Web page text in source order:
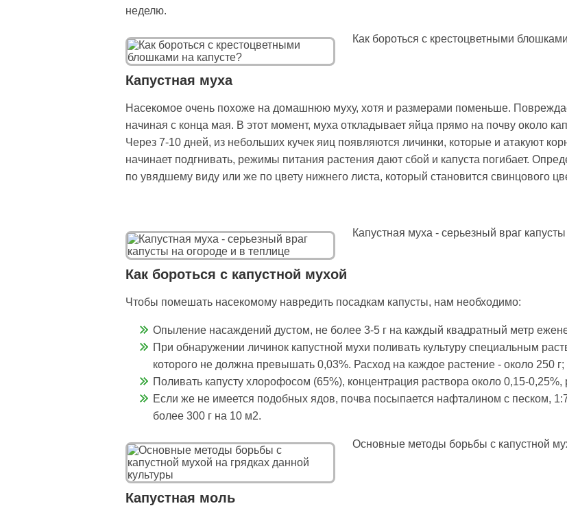
неделю.
Как бороться с крестоцветными
Капустная муха
Насекомое очень похоже на домашнюю муху, хотя и размерами поменьше.
начиная с конца мая. В этот момент, муха откладывает яйца прямо на почву около
Через 7-10 дней, из небольших кучек яиц появляются личинки, которые и атакуют
начинает подгнивать, режимы питания растения дают сбой и капуста погибает.
по увядшему виду или же по цвету нижнего листа, который становится свинцового
Капустная муха - серьезный враг
Как бороться с капустной мухой
Чтобы помешать насекомому навредить посадкам капусты, нам необходимо:
Опыление насаждений дустом, не более 3-5 г на каждый квадратный метр
При обнаружении личинок капустной мухи поливать культуру специальным
которого не должна превышать 0,03%. Расход на каждое растение - около 250 г;
Поливать капусту хлорофосом (65%), концентрация раствора около 0,15-0,25%,
Если же не имеется подобных ядов, почва посыпается нафталином с песком,
более 300 г на 10 м2.
Основные методы борьбы с капустной
Капустная моль